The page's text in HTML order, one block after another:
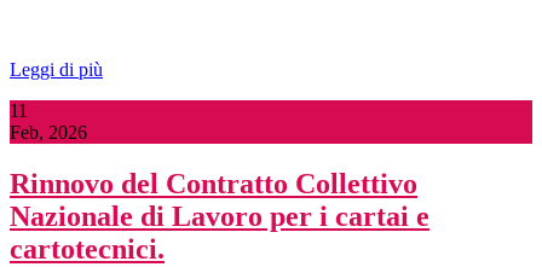
Leggi di più
11
Feb, 2026
Rinnovo del Contratto Collettivo
Nazionale di Lavoro per i cartai e
cartotecnici.